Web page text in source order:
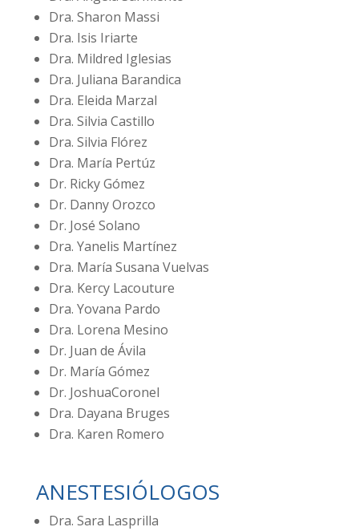
Dra. Sharon Massi
Dra. Isis Iriarte
Dra. Mildred Iglesias
Dra. Juliana Barandica
Dra. Eleida Marzal
Dra. Silvia Castillo
Dra. Silvia Flórez
Dra. María Pertúz
Dr. Ricky Gómez
Dr. Danny Orozco
Dr. José Solano
Dra. Yanelis Martínez
Dra. María Susana Vuelvas
Dra. Kercy Lacouture
Dra. Yovana Pardo
Dra. Lorena Mesino
Dr. Juan de Ávila
Dr. María Gómez
Dr. JoshuaCoronel
Dra. Dayana Bruges
Dra. Karen Romero
ANESTESIÓLOGOS
Dra. Sara Lasprilla